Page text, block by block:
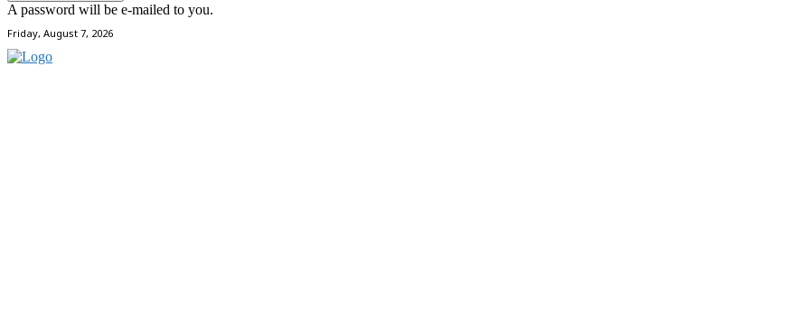
A password will be e-mailed to you.
Friday, August 7, 2026